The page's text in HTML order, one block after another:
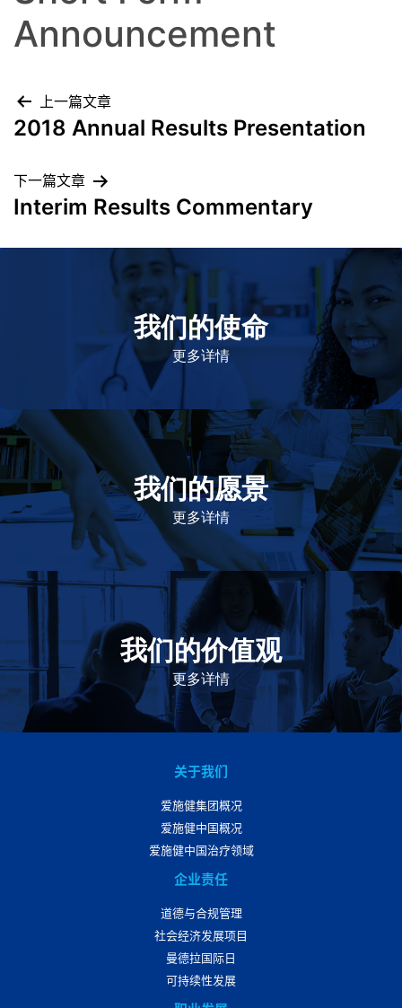
Announcement
上一篇文章
2018 Annual Results Presentation
下一篇文章
Interim Results Commentary
我们的使命
更多详情
致力于提高患者的生命健康和质量
我们的愿景
更多详情
作为一个负责任的企业公民，在全球提供优质和患者可
及的药物，传递我们的价值。
我们的价值观
更多详情
我们的价值观是爱施健存立和发展的基石。集团上下以
此为指引，为实现集团目标而共同奋斗。
关于我们
爱施健集团概况
爱施健中国概况
爱施健中国治疗领域
企业责任
道德与合规管理
社会经济发展项目
曼德拉国际日
可持续性发展